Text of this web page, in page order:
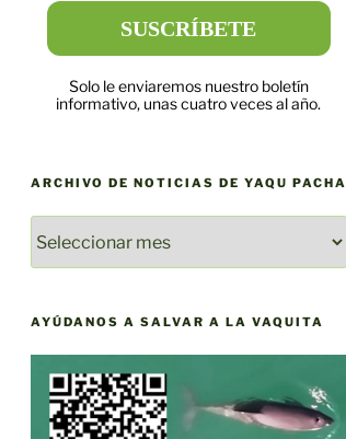
Solo le enviaremos nuestro boletín
informativo, unas cuatro veces al año.
ARCHIVO DE NOTICIAS DE YAQU PACHA
DE
NOTICIAS
YAQU
AYÚDANOS A SALVAR A LA VAQUITA